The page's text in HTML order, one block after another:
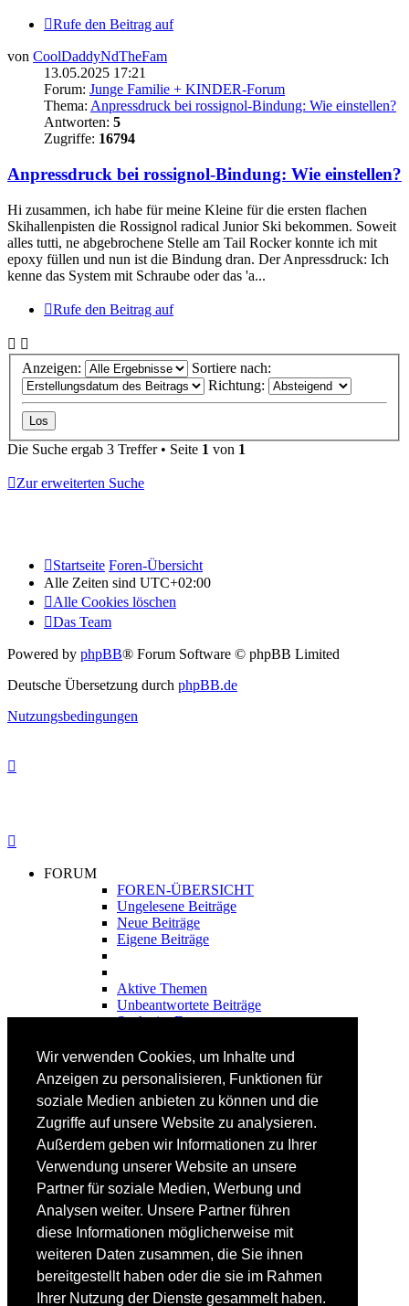
Wir verwenden Cookies, um Inhalte und
Anzeigen zu personalisieren, Funktionen für
soziale Medien anbieten zu können und die
Zugriffe auf unsere Website zu analysieren.
Außerdem geben wir Informationen zu Ihrer
Verwendung unserer Website an unsere
Partner für soziale Medien, Werbung und
Analysen weiter. Unsere Partner führen
diese Informationen möglicherweise mit
weiteren Daten zusammen, die Sie ihnen
bereitgestellt haben oder die sie im Rahmen
Ihrer Nutzung der Dienste gesammelt haben.
Rufe den Beitrag auf
von CoolDaddyNdTheFam
13.05.2025 17:21
Forum: Junge Familie + KINDER-Forum
Thema: Anpressdruck bei rossignol-Bindung: Wie einstellen?
Antworten: 5
Zugriffe: 16794
Anpressdruck bei rossignol-Bindung: Wie einstellen?
Hi zusammen, ich habe für meine Kleine für die ersten flachen
Skihallenpisten die Rossignol radical Junior Ski bekommen. Soweit
alles tutti, ne abgebrochene Stelle am Tail Rocker konnte ich mit
epoxy füllen und nun ist die Bindung dran. Der Anpressdruck: Ich
kenne das System mit Schraube oder das 'a...
Rufe den Beitrag auf
Anzeigen:
Sortiere nach:
Richtung:
Die Suche ergab 3 Treffer • Seite 1 von 1
Zur erweiterten Suche
Startseite Foren-Übersicht
Alle Zeiten sind UTC+02:00
Alle Cookies löschen
Das Team
Powered by phpBB® Forum Software © phpBB Limited
Deutsche Übersetzung durch phpBB.de
Nutzungsbedingungen
FORUM
FOREN-ÜBERSICHT
Ungelesene Beiträge
Neue Beiträge
Eigene Beiträge
Aktive Themen
Unbeantwortete Beiträge
Suche im Forum
FAHRTECHNIK
Fortgeschrittene
Lehrplan
Videoanalyse
SKI
SKITEST
Ski-FAQ
Tipps Ski-Kauf
Ski-Typen
Skishops
EQUIPMENT
Skibekleidung